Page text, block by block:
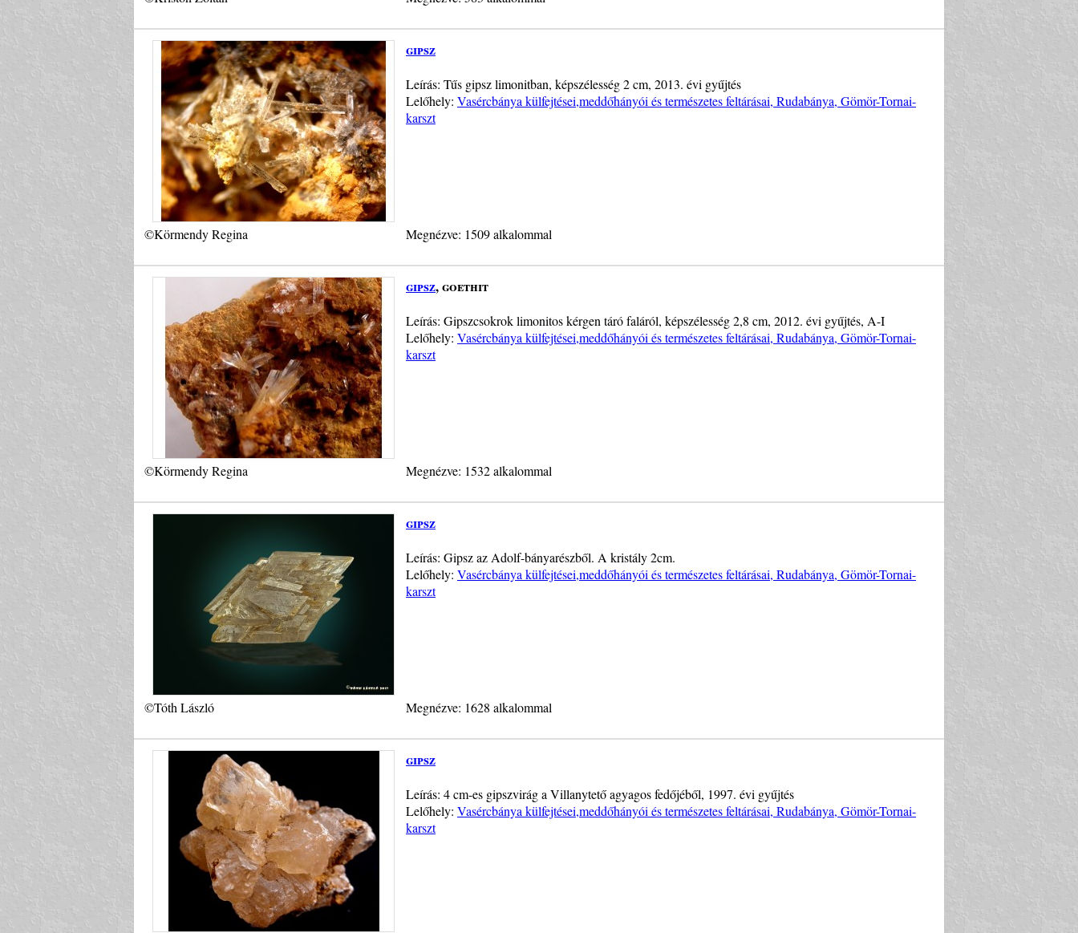
gipsz
Leírás: Tűs gipsz limonitban, képszélesség 2 cm, 2013. évi gyűjtés
Lelőhely: Vasércbánya külfejtései,meddőhányói és természetes feltárásai, Rudabánya, Gömör-Tornai-
karszt
©Körmendy Regina Megnézve: 1509 alkalommal
gipsz, goethit
Leírás: Gipszcsokrok limonitos kérgen táró faláról, képszélesség 2,8 cm, 2012. évi gyűjtés, A-I
Lelőhely: Vasércbánya külfejtései,meddőhányói és természetes feltárásai, Rudabánya, Gömör-Tornai-
karszt
©Körmendy Regina Megnézve: 1532 alkalommal
gipsz
Leírás: Gipsz az Adolf-bányarészből. A kristály 2cm.
Lelőhely: Vasércbánya külfejtései,meddőhányói és természetes feltárásai, Rudabánya, Gömör-Tornai-
karszt
©Tóth László Megnézve: 1628 alkalommal
gipsz
Leírás: 4 cm-es gipszvirág a Villanytető agyagos fedőjéből, 1997. évi gyűjtés
Lelőhely: Vasércbánya külfejtései,meddőhányói és természetes feltárásai, Rudabánya, Gömör-Tornai-
karszt